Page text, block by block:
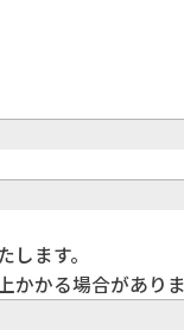
ます。
かかる場合があり